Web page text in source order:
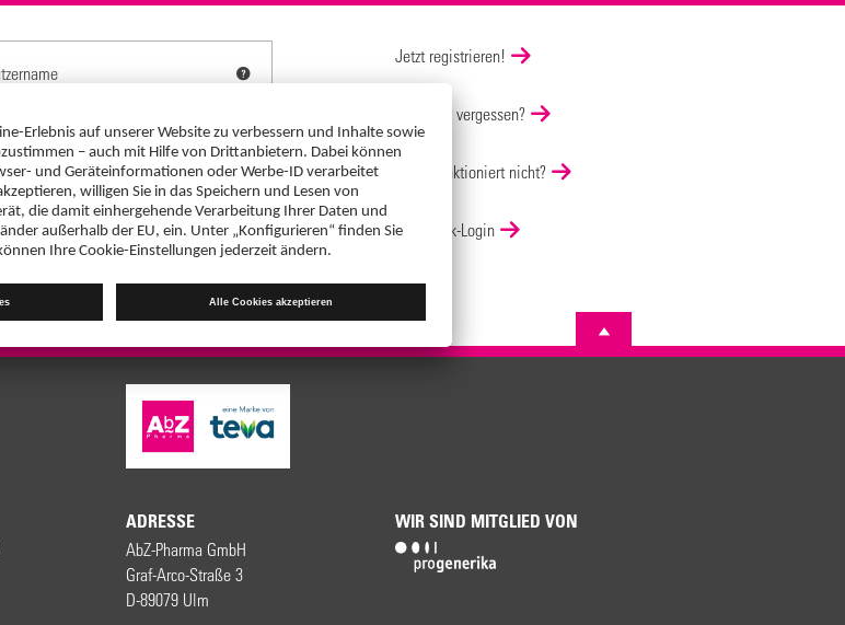
Jetzt registrieren!
Passwort vergessen?
Login funktioniert nicht?
DocCheck-Login
ADRESSE
AbZ-Pharma GmbH
Graf-Arco-Straße 3
D-89079 Ulm
WIR SIND MITGLIED VON